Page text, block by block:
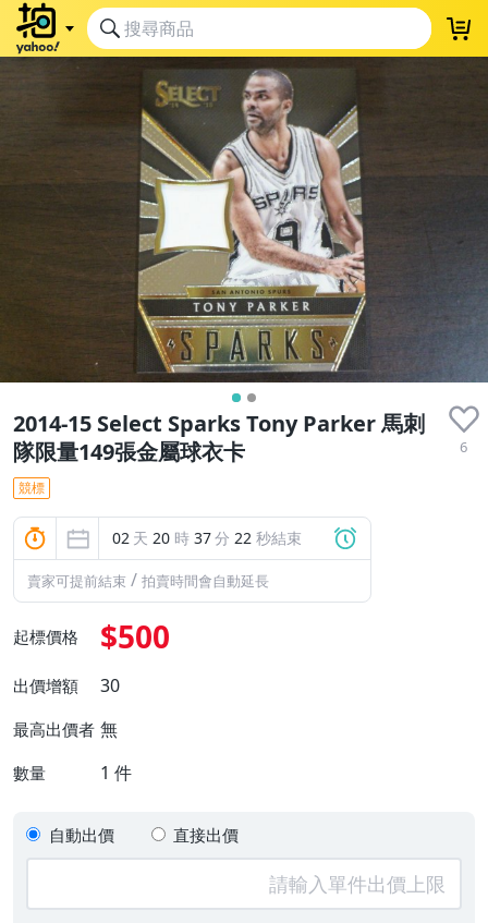
2014-15 Select Sparks Tony Parker 馬刺
隊限量149張金屬球衣卡
6
競標
02 天 20 時 37分 21 秒結束
賣家可提前結束 / 拍賣時間會自動延長
起標價格 $500
出價增額 30
最高出價者 無
數量 1 件
自動出價 直接出價